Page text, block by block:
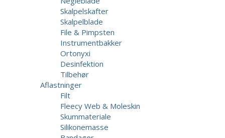
Skalpelskafter
Skalpelblade
File & Pimpsten
Instrumentbakker
Ortonyxi
Desinfektion
Tilbehør
Aflastninger
Filt
Fleecy Web & Moleskin
Skummateriale
Silikonemasse